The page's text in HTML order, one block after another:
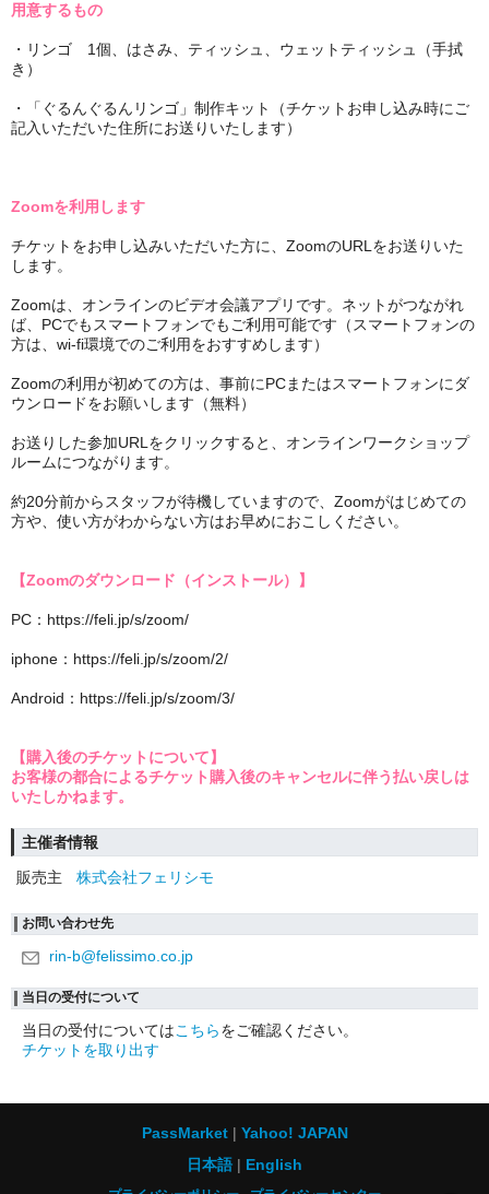
用意するもの
・リンゴ 1個、はさみ、ティッシュ、ウェットティッシュ（手拭
き）
・「ぐるんぐるんリンゴ」制作キット（チケットお申し込み時にご
記入いただいた住所にお送りいたします）
Zoomを利用します
チケットをお申し込みいただいた方に、ZoomのURLをお送りいた
します。
Zoomは、オンラインのビデオ会議アプリです。ネットがつながれ
ば、PCでもスマートフォンでもご利用可能です（スマートフォンの
方は、wi-fi環境でのご利用をおすすめします）
Zoomの利用が初めての方は、事前にPCまたはスマートフォンにダ
ウンロードをお願いします（無料）
お送りした参加URLをクリックすると、オンラインワークショップ
ルームにつながります。
約20分前からスタッフが待機していますので、Zoomがはじめての
方や、使い方がわからない方はお早めにおこしください。
【Zoomのダウンロード（インストール）】
PC：https://feli.jp/s/zoom/
iphone：https://feli.jp/s/zoom/2/
Android：https://feli.jp/s/zoom/3/
【購入後のチケットについて】
お客様の都合によるチケット購入後のキャンセルに伴う払い戻しは
いたしかねます。
主催者情報
販売主
株式会社フェリシモ
お問い合わせ先
rin-b@felissimo.co.jp
当日の受付について
当日の受付についてはこちらをご確認ください。
チケットを取り出す
PassMarket
Yahoo! JAPAN
日本語
English